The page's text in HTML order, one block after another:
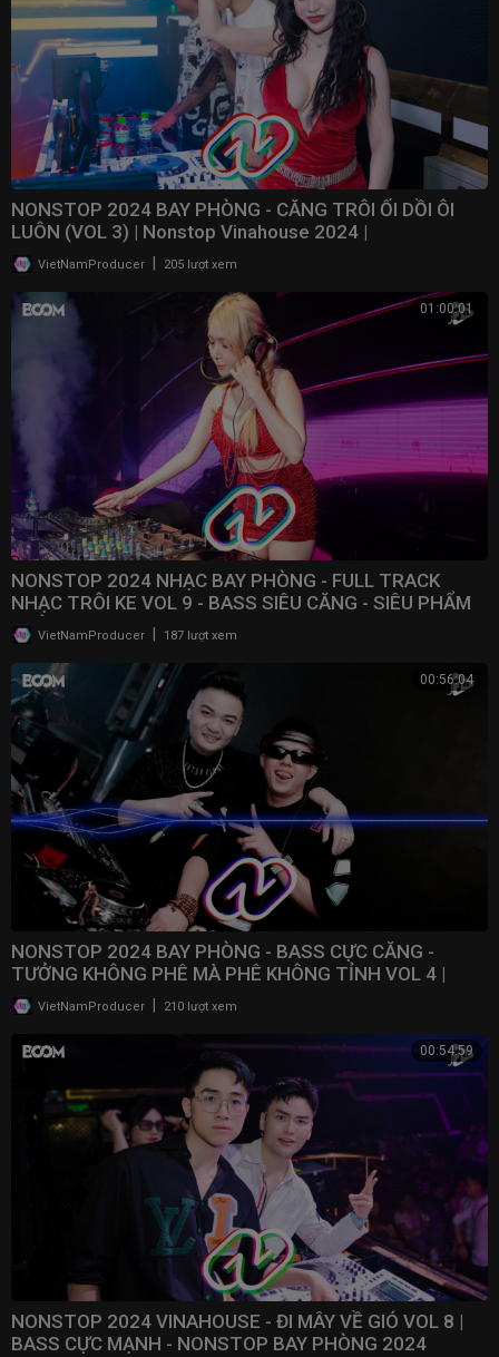
NONSTOP 2024 BAY PHÒNG - CĂNG TRÔI ỐI DỒI ÔI
LUÔN (VOL 3) | Nonstop Vinahouse 2024 | ​
⁠@NONSTOPVNDJ
VietNamProducer 205 lượt xem
01:00:01
NONSTOP 2024 NHẠC BAY PHÒNG - FULL TRACK
NHẠC TRÔI KE VOL 9 - BASS SIÊU CĂNG - SIÊU PHẨM
PHÒNG BAY
VietNamProducer 187 lượt xem
00:56:04
NONSTOP 2024 BAY PHÒNG - BASS CỰC CĂNG -
TƯỞNG KHÔNG PHÊ MÀ PHÊ KHÔNG TỈNH VOL 4 |
NONSTOP VN
VietNamProducer 210 lượt xem
00:54:59
NONSTOP 2024 VINAHOUSE - ĐI MÂY VỀ GIÓ VOL 8 |
BASS CỰC MẠNH - NONSTOP BAY PHÒNG 2024